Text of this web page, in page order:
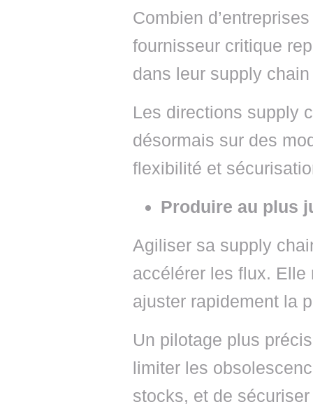
Combien
fournisseur critique
dans leur supply
Les directions supply
désormais sur des
flexibilité et
Produire au plus
Agiliser sa supply
accélérer les flux.
ajuster rapidement la
Un pilotage plus
limiter les
stocks, et de